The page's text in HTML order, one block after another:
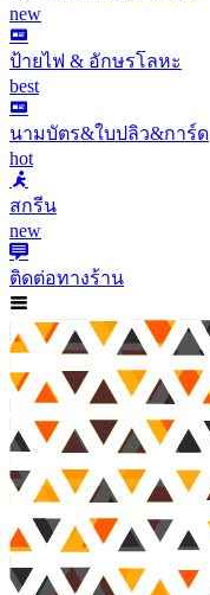
new
ป้ายไฟ & อักษรโลหะ
best
นามบัตร&ใบปลิว&การ์ด
hot
สกรีน
new
ติดต่อทางร้าน